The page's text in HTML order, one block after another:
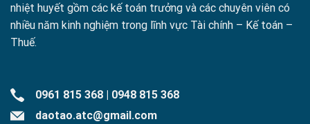
nhiệt huyết gồm các kế toán trưởng và các chuyên viên có
nhiều năm kinh nghiệm trong lĩnh vực Tài chính – Kế toán –
Thuế.
0961 815 368 | 0948 815 368
daotao.atc@gmail.com